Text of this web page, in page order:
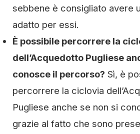
sebbene è consigliato avere
adatto per essi.
È possibile percorrere la
dell’Acquedotto Pugliese
conosce il percorso? Sì, è
percorrere la ciclovia
Pugliese anche se non si
grazie al fatto che sono